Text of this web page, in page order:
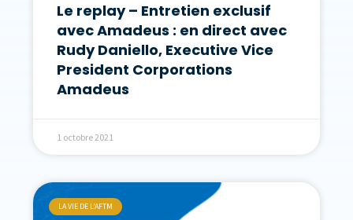
Le replay – Entretien exclusif
avec Amadeus : en direct avec
Rudy Daniello, Executive Vice
President Corporations
Amadeus
1 octobre 2021
LA VIE DE L'AFTM